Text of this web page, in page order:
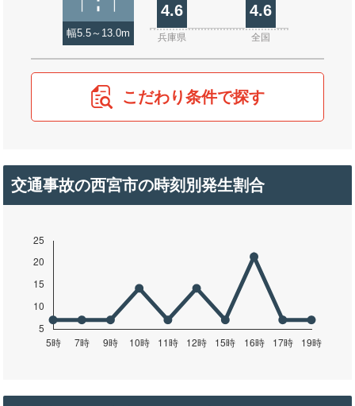
幅5.5～13.0m
4.6 4.6
兵庫県 全国
こだわり条件で探す
交通事故の西宮市の時刻別発生割合